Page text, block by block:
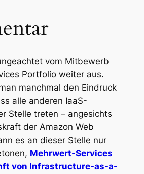
vom Mitbewerb
Portfolio weiter aus.
manchmal den Eindruck
alle anderen IaaS-
Stelle treten – angesichts
der Amazon Web
es an dieser Stelle nur
Mehrwert-Services
von Infrastructure-as-a-